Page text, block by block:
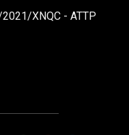
XNQC - ATTP